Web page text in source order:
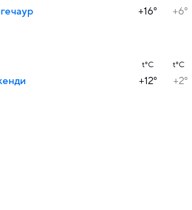
+16° +6°
t°C t°C
+12° +2°